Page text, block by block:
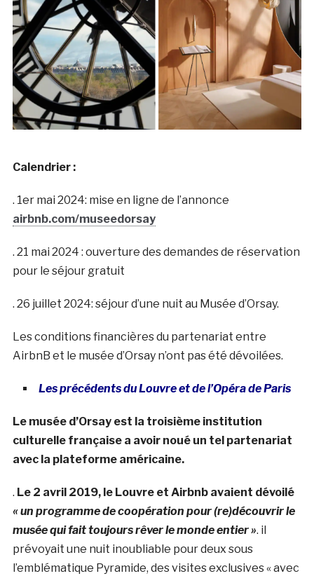
Calendrier :
. 1er mai 2024: mise en ligne de l’annonce
airbnb.com/museedorsay
. 21 mai 2024 : ouverture des demandes de réservation
pour le séjour gratuit
. 26 juillet 2024: séjour d’une nuit au Musée d’Orsay.
Les conditions financières du partenariat entre
AirbnB et le musée d’Orsay n’ont pas été dévoilées.
Les précédents du Louvre et de l’Opéra de Paris
Le musée d’Orsay est la troisième institution
culturelle française a avoir noué un tel partenariat
avec la plateforme américaine.
. Le 2 avril 2019, le Louvre et Airbnb avaient dévoilé
« un programme de coopération pour (re)découvrir le
musée qui fait toujours rêver le monde entier ». il
prévoyait une nuit inoubliable pour deux sous
l’emblématique Pyramide, des visites exclusives « avec